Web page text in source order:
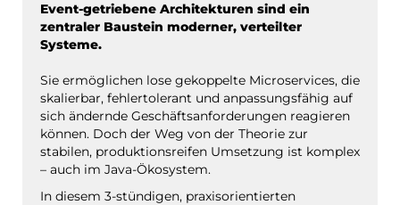
Event-getriebene Architekturen sind ein
zentraler Baustein moderner, verteilter
Systeme.
Sie ermöglichen lose gekoppelte Microservices, die
skalierbar, fehlertolerant und anpassungsfähig auf
sich ändernde Geschäftsanforderungen reagieren
können. Doch der Weg von der Theorie zur
stabilen, produktionsreifen Umsetzung ist komplex
– auch im Java-Ökosystem.
In diesem 3-stündigen, praxisorientierten